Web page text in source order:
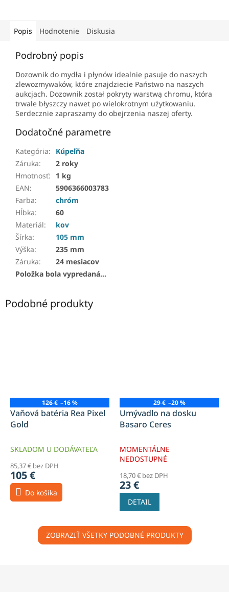
Popis Hodnotenie Diskusia
Podrobný popis
Dozownik do mydła i płynów idealnie pasuje do naszych
zlewozmywaków, które znajdziecie Państwo na naszych
aukcjach. Dozownik został pokryty warstwą chromu, która
trwale błyszczy nawet po wielokrotnym użytkowaniu.
Serdecznie zapraszamy do obejrzenia naszej oferty.
Dodatočné parametre
Kategória:
Kúpeľňa
Záruka:
2 roky
Hmotnosť:
1 kg
EAN:
5906366003783
Farba:
chróm
Hĺbka:
60
Materiál:
kov
Šírka:
105 mm
Výška:
235 mm
Záruka:
24 mesiacov
Položka bola vypredaná…
Podobné produkty
126 € –16 %
Vaňová batéria Rea Pixel
Gold
SKLADOM U DODÁVATEĽA
85,37 € bez DPH
105 €
Do košíka
29 € –20 %
Umývadlo na dosku
Basaro Ceres
MOMENTÁLNE
NEDOSTUPNÉ
18,70 € bez DPH
23 €
DETAIL
ZOBRAZIŤ VŠETKY PODOBNÉ PRODUKTY